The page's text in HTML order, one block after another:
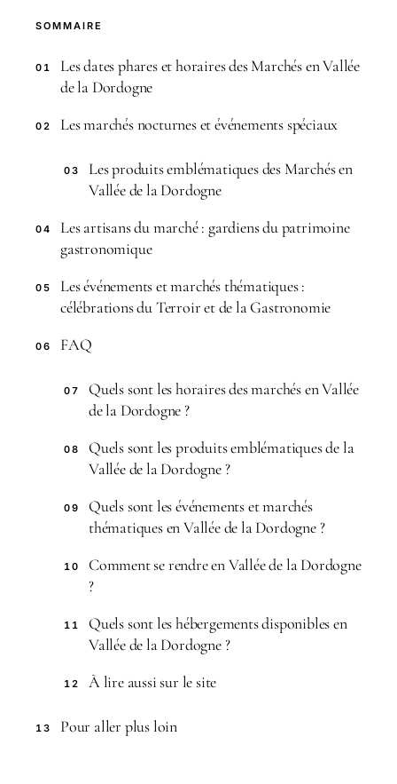
SOMMAIRE
01
Les dates phares et horaires des Marchés en Vallée
de la Dordogne
02 Les marchés nocturnes et événements spéciaux
03
Les produits emblématiques des Marchés en
Vallée de la Dordogne
04
Les artisans du marché : gardiens du patrimoine
gastronomique
05
Les événements et marchés thématiques :
célébrations du Terroir et de la Gastronomie
06 FAQ
07
Quels sont les horaires des marchés en Vallée
de la Dordogne ?
08
Quels sont les produits emblématiques de la
Vallée de la Dordogne ?
09
Quels sont les événements et marchés
thématiques en Vallée de la Dordogne ?
10
Comment se rendre en Vallée de la Dordogne
?
11
Quels sont les hébergements disponibles en
Vallée de la Dordogne ?
12 À lire aussi sur le site
13 Pour aller plus loin